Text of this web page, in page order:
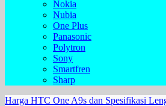
Nokia
Nubia
One Plus
Panasonic
Polytron
Sony
Smartfren
Sharp
Harga HTC One A9s dan Spesifikasi